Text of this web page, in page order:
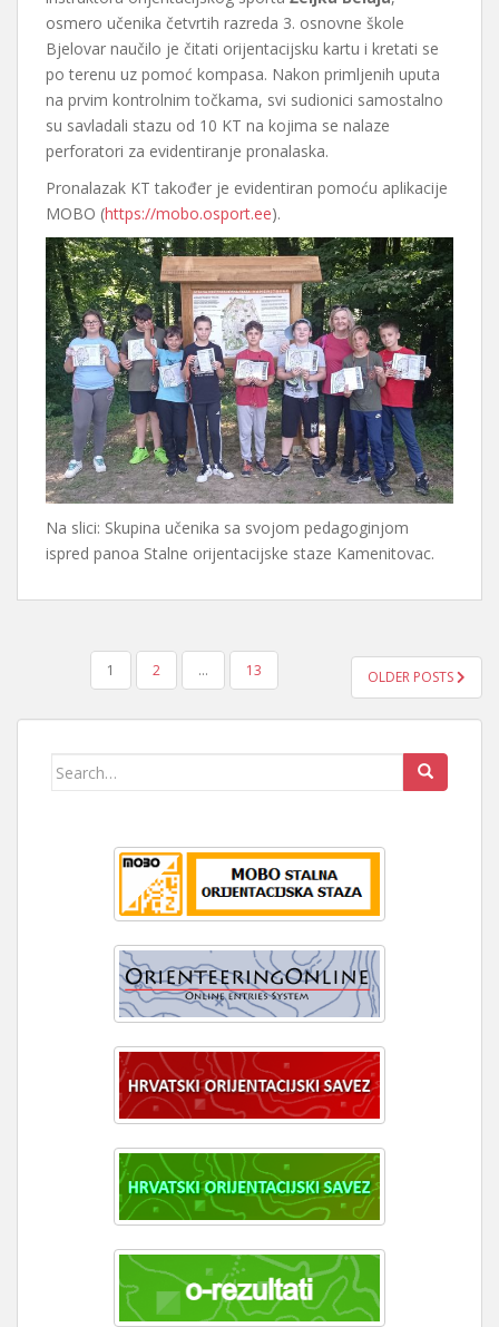
osmero učenika četvrtih razreda 3. osnovne škole
Bjelovar naučilo je čitati orijentacijsku kartu i kretati se
po terenu uz pomoć kompasa. Nakon primljenih uputa
na prvim kontrolnim točkama, svi sudionici samostalno
su savladali stazu od 10 KT na kojima se nalaze
perforatori za evidentiranje pronalaska.
Pronalazak KT također je evidentiran pomoću aplikacije
MOBO (https://mobo.osport.ee).
Na slici: Skupina učenika sa svojom pedagoginjom
ispred panoa Stalne orijentacijske staze Kamenitovac.
BROJEVI
STRANICA
OBJAVA
1 2 … 13 OLDER POSTS
Search